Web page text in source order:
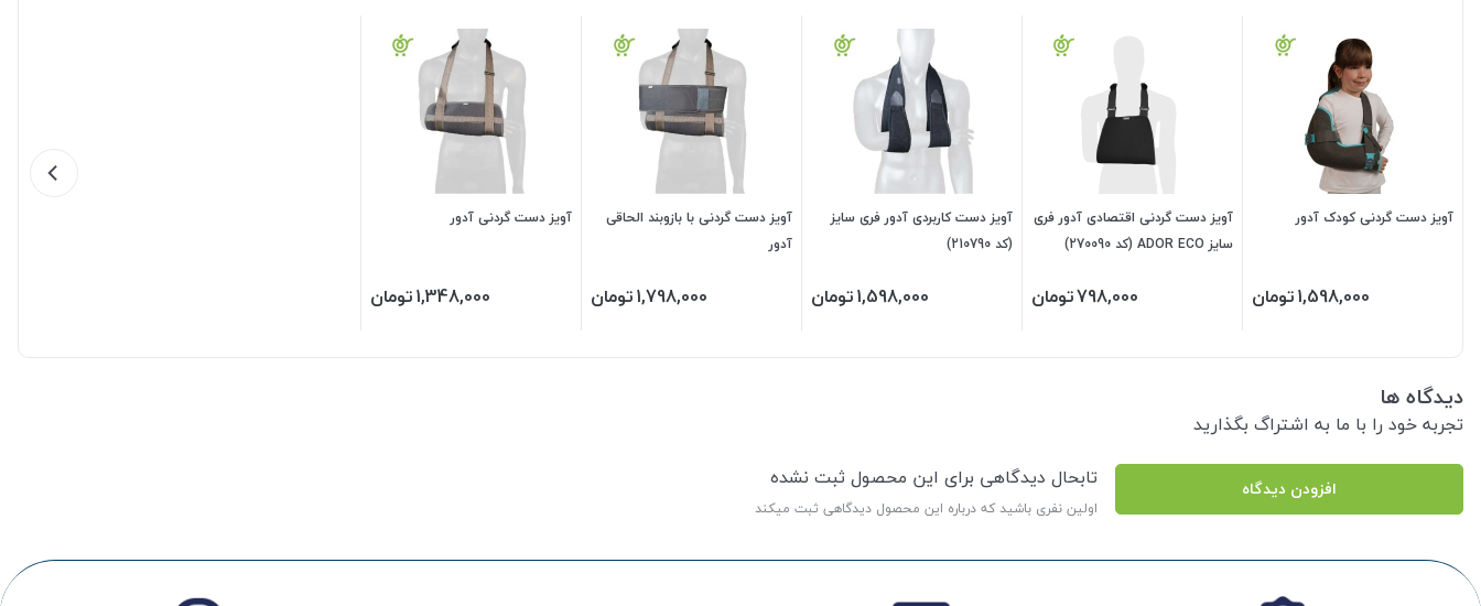
آویز دست گردنی کودک آدور
1,598,000تومان
آویز دست گردنی اقتصادی آدور فری
سایز ADOR ECO (کد 270090)
798,000تومان
آویز دست کاربردی آدور فری سایز
(کد 210790)
1,598,000تومان
آویز دست گردنی با بازوبند الحاقی
آدور
1,798,000تومان
آویز دست گردنی آدور
1,348,000تومان
دیدگاه ها
تجربه خود را با ما به اشتراگ بگذارید
افزودن دیدگاه تابحال دیدگاهی برای این محصول ثبت نشده
اولین نفری باشید که درباره این محصول دیدگاهی ثبت میکند